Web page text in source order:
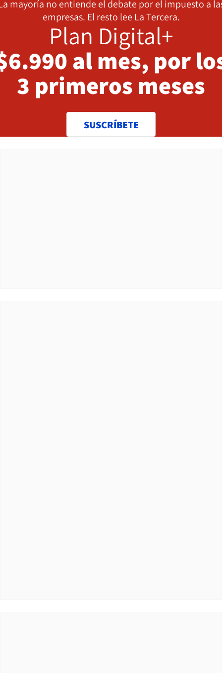
mayoría no entiende el debate por el impuesto a
empresas. El resto lee La Tercera.
Plan Digital+
al mes, por
3 primeros meses
SUSCRÍBETE